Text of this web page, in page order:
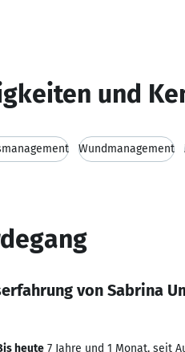
und
Wundmanagement
von Sabrina
heute 7 Jahre und 1 Monat, seit